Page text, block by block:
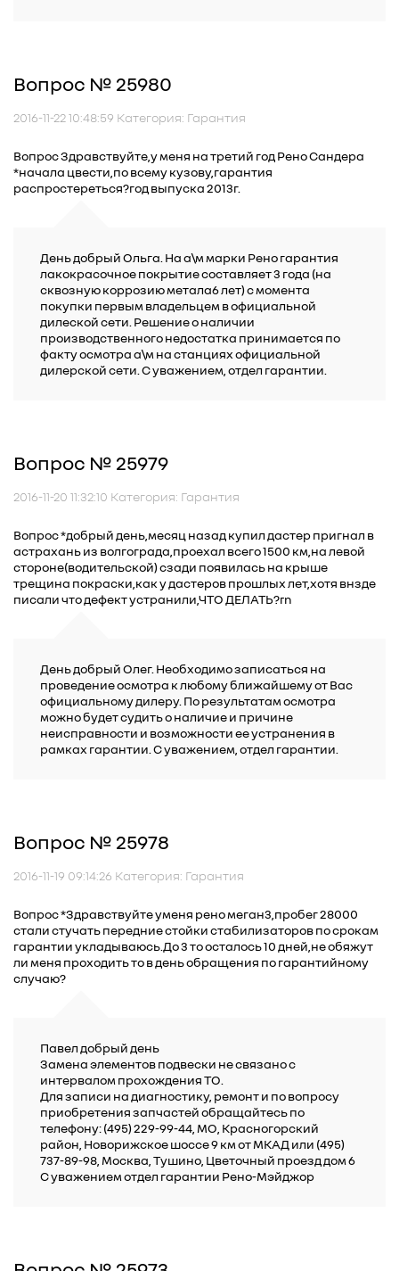
Вопрос № 25980
2016-11-22 10:48:59 Категория: Гарантия
Вопрос Здравствуйте,у меня на третий год Рено Сандера
*начала цвести,по всему кузову,гарантия
распростереться?год выпуска 2013г.
День добрый Ольга. На а\м марки Рено гарантия
лакокрасочное покрытие составляет 3 года (на
сквозную коррозию метала6 лет) с момента
покупки первым владельцем в официальной
дилеской сети. Решение о наличии
производственного недостатка принимается по
факту осмотра а\м на станциях официальной
дилерской сети. С уважением, отдел гарантии.
Вопрос № 25979
2016-11-20 11:32:10 Категория: Гарантия
Вопрос *добрый день,месяц назад купил дастер пригнал в
астрахань из волгограда,проехал всего 1500 км,на левой
стороне(водительской) сзади появилась на крыше
трещина покраски,как у дастеров прошлых лет,хотя внзде
писали что дефект устранили,ЧТО ДЕЛАТЬ?rn
День добрый Олег. Необходимо записаться на
проведение осмотра к любому ближайшему от Вас
официальному дилеру. По результатам осмотра
можно будет судить о наличие и причине
неисправности и возможности ее устранения в
рамках гарантии. С уважением, отдел гарантии.
Вопрос № 25978
2016-11-19 09:14:26 Категория: Гарантия
Вопрос *Здравствуйте уменя рено меган3,пробег 28000
стали стучать передние стойки стабилизаторов по срокам
гарантии укладываюсь.До 3 то осталось 10 дней,не обяжут
ли меня проходить то в день обращения по гарантийному
случаю?
Павел добрый день
Замена элементов подвески не связано с
интервалом прохождения ТО.
Для записи на диагностику, ремонт и по вопросу
приобретения запчастей обращайтесь по
телефону: (495) 229-99-44, МО, Красногорский
район, Новорижское шоссе 9 км от МКАД или (495)
737-89-98, Москва, Тушино, Цветочный проезд дом 6
С уважением отдел гарантии Рено-Мэйджор